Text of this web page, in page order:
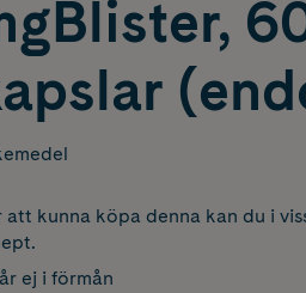
att kunna köpa denna kan du i
ej i förmån